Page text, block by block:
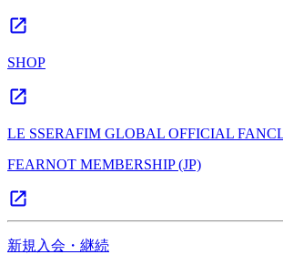
SHOP
LE SSERAFIM GLOBAL OFFICIAL
FEARNOT MEMBERSHIP (JP)
新規入会・継続